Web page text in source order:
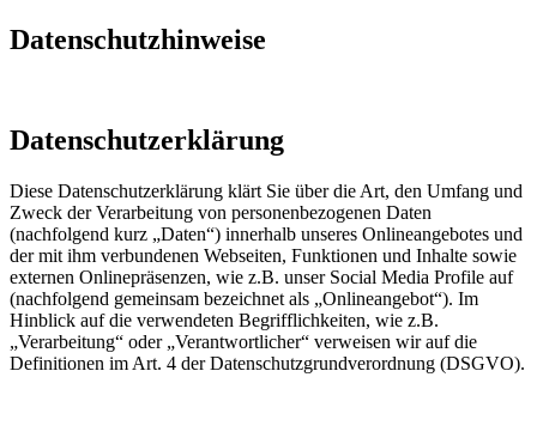
Datenschutzhinweise
Datenschutzerklärung
Diese Datenschutzerklärung klärt Sie über die Art, den Umfang und
Zweck der Verarbeitung von personenbezogenen Daten
(nachfolgend kurz „Daten“) innerhalb unseres Onlineangebotes und
der mit ihm verbundenen Webseiten, Funktionen und Inhalte sowie
externen Onlinepräsenzen, wie z.B. unser Social Media Profile auf
(nachfolgend gemeinsam bezeichnet als „Onlineangebot“). Im
Hinblick auf die verwendeten Begrifflichkeiten, wie z.B.
„Verarbeitung“ oder „Verantwortlicher“ verweisen wir auf die
Definitionen im Art. 4 der Datenschutzgrundverordnung (DSGVO).